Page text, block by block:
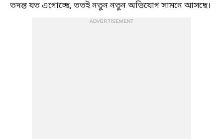
তদন্ত যত এগোচ্ছে, ততই নতুন নতুন অভিযোগ সামনে আসছে।
ADVERTISEMENT